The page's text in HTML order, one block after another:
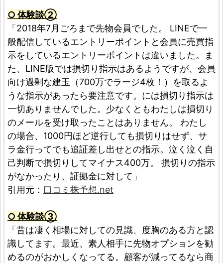
○ 体験談②
「2018年7月ごろまで先物会員でした。 LINEで一
般配信しているエントリーポイントと会員に売買指
示をしているエントリーポイントは違いました。ま
た、LINE版では損切り指示はあるようですが、会員
向け過剰な建玉（700万でラージ4枚！）を取るよ
うな指示があったら要注意です。には損切り指示は
一切ありませんでした。少なくともわたしは損切り
のメールを受け取ったことはありません。 わたし
の場合、1000円ほど逆行しても損切りはせず、サ
ラ金行ってでも追証差し出せとの指示。泣く泣く自
己判断で損切りしてマイナス400万。 損切りの指示
がなかったり、証拠金に対して」
引用元： 口コミ株予想.net
○ 体験談③
「昔は凄く相場に対しての見識、度胸のある方と認
識してます。最近、素人相手に先物オプションを勧
めるのがおかしくなってる。顧客が減ってるなら商